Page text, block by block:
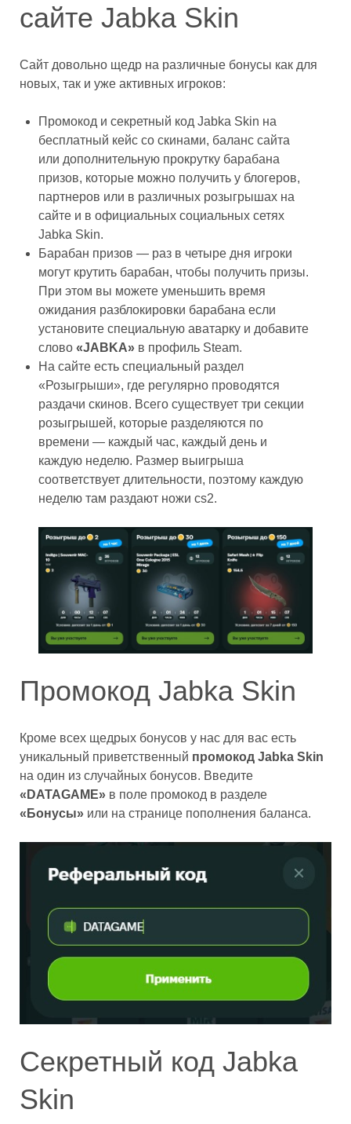
сайте Jabka Skin
Сайт довольно щедр на различные бонусы как для
новых, так и уже активных игроков:
Промокод и секретный код Jabka Skin на
бесплатный кейс со скинами, баланс сайта
или дополнительную прокрутку барабана
призов, которые можно получить у блогеров,
партнеров или в различных розыгрышах на
сайте и в официальных социальных сетях
Jabka Skin.
Барабан призов — раз в четыре дня игроки
могут крутить барабан, чтобы получить призы.
При этом вы можете уменьшить время
ожидания разблокировки барабана если
установите специальную аватарку и добавите
слово «JABKA» в профиль Steam.
На сайте есть специальный раздел
«Розыгрыши», где регулярно проводятся
раздачи скинов. Всего существует три секции
розыгрышей, которые разделяются по
времени — каждый час, каждый день и
каждую неделю. Размер выигрыша
соответствует длительности, поэтому каждую
неделю там раздают ножи cs2.
Промокод Jabka Skin
Кроме всех щедрых бонусов у нас для вас есть
уникальный приветственный промокод Jabka Skin
на один из случайных бонусов. Введите
«DATAGAME»в поле промокод в разделе
«Бонусы»или на странице пополнения баланса.
Секретный код Jabka
Skin